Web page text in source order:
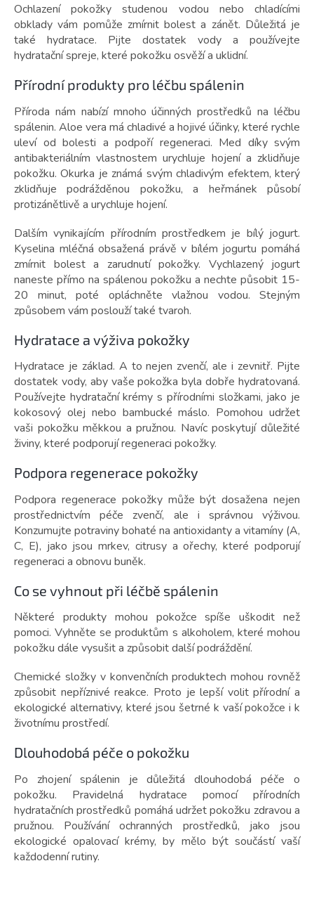
Ochlazení pokožky studenou vodou nebo chladícími
obklady vám pomůže zmírnit bolest a zánět. Důležitá je
také hydratace. Pijte dostatek vody a používejte
hydratační spreje, které pokožku osvěží a uklidní.
Přírodní produkty pro léčbu spálenin
Příroda nám nabízí mnoho účinných prostředků na léčbu
spálenin. Aloe vera má chladivé a hojivé účinky, které rychle
uleví od bolesti a podpoří regeneraci. Med díky svým
antibakteriálním vlastnostem urychluje hojení a zklidňuje
pokožku. Okurka je známá svým chladivým efektem, který
zklidňuje podrážděnou pokožku, a heřmánek působí
protizánětlivě a urychluje hojení.
Dalším vynikajícím přírodním prostředkem je bílý jogurt.
Kyselina mléčná obsažená právě v bílém jogurtu pomáhá
zmírnit bolest a zarudnutí pokožky. Vychlazený jogurt
naneste přímo na spálenou pokožku a nechte působit 15-
20 minut, poté opláchněte vlažnou vodou. Stejným
způsobem vám poslouží také tvaroh.
Hydratace a výživa pokožky
Hydratace je základ. A to nejen zvenčí, ale i zevnitř. Pijte
dostatek vody, aby vaše pokožka byla dobře hydratovaná.
Používejte hydratační krémy s přírodními složkami, jako je
kokosový olej nebo bambucké máslo. Pomohou udržet
vaši pokožku měkkou a pružnou. Navíc poskytují důležité
živiny, které podporují regeneraci pokožky.
Podpora regenerace pokožky
Podpora regenerace pokožky může být dosažena nejen
prostřednictvím péče zvenčí, ale i správnou výživou.
Konzumujte potraviny bohaté na antioxidanty a vitamíny (A,
C, E), jako jsou mrkev, citrusy a ořechy, které podporují
regeneraci a obnovu buněk.
Co se vyhnout při léčbě spálenin
Některé produkty mohou pokožce spíše uškodit než
pomoci. Vyhněte se produktům s alkoholem, které mohou
pokožku dále vysušit a způsobit další podráždění.
Chemické složky v konvenčních produktech mohou rovněž
způsobit nepříznivé reakce. Proto je lepší volit přírodní a
ekologické alternativy, které jsou šetrné k vaší pokožce i k
životnímu prostředí.
Dlouhodobá péče o pokožku
Po zhojení spálenin je důležitá dlouhodobá péče o
pokožku. Pravidelná hydratace pomocí přírodních
hydratačních prostředků pomáhá udržet pokožku zdravou a
pružnou. Používání ochranných prostředků, jako jsou
ekologické opalovací krémy, by mělo být součástí vaší
každodenní rutiny.